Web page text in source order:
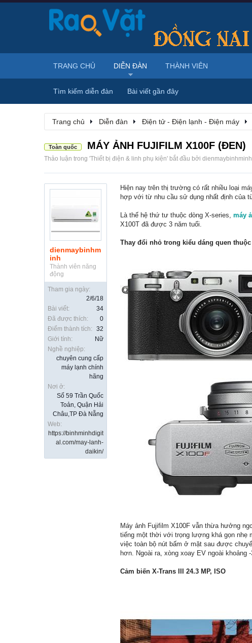
Trang chủ Diễn đàn Điện tử - Điện lạnh - Điện máy
Toàn quốc MÁY ẢNH FUJIFILM X100F (ĐEN)
Thảo luận trong 'Thiết bị điện & linh phụ kiện' bắt đầu bởi dienmaybinhminh
dienmaybinhm
inh
Thành viên năng
động
Tham gia ngày:
2/6/18
Bài viết:
34
Đã được thích:
0
Điểm thành tích:
32
Giới tính:
Nữ
Nghề nghiệp:
chuyên cung cấp
máy lạnh chính
hãng
Nơi ở:
Số 59 Trần Quốc
Toản, Quận Hải
Châu,TP Đà Nẵng
Web:
https://binhminhdigit
al.com/may-lanh-
daikin/
Hiện nay trên thị trường có rất nhiều loại
hợp với từ nhu cầu sử dụng nhất định của
Là thế hệ thứ tư thuộc dòng X-series, máy
X100T đã được 3 năm tuổi.
Thay đổi nhỏ trong kiểu dáng quen thuộc
Máy ảnh Fujifilm X100F vẫn thừa hưởng
tiếng một thời với trọng lượng khá gọn nhẹ
việc toàn bộ nút bấm ở mặt sau được
hơn. Ngoài ra, xòng xoay EV ngoài
Cảm biến X-Trans III 24.3 MP, ISO
TRANG CHỦ DIỄN ĐÀN
Tìm kiếm diễn đàn Bài viết gần đây
THÀNH VIÊN